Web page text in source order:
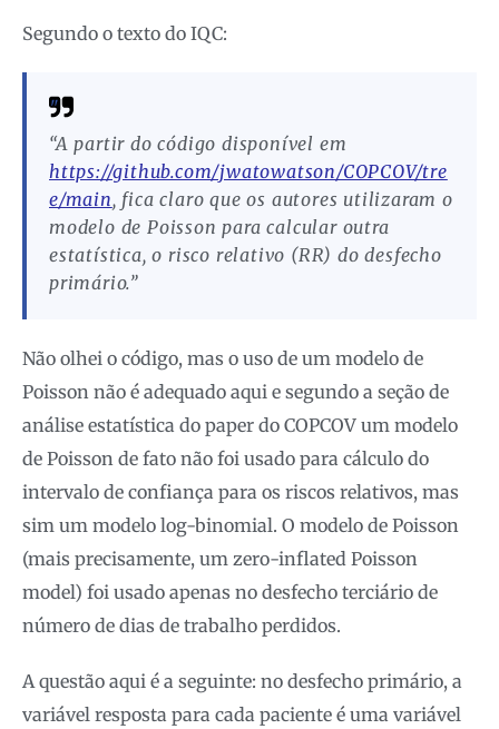
Segundo o texto do IQC:
“A partir do código disponível em
https://github.com/jwatowatson/COPCOV/tre
e/main, fica claro que os autores utilizaram o
modelo de Poisson para calcular outra
estatística, o risco relativo (RR) do desfecho
primário.”
Não olhei o código, mas o uso de um modelo de
Poisson não é adequado aqui e segundo a seção de
análise estatística do paper do COPCOV um modelo
de Poisson de fato não foi usado para cálculo do
intervalo de confiança para os riscos relativos, mas
sim um modelo log-binomial. O modelo de Poisson
(mais precisamente, um zero-inflated Poisson
model) foi usado apenas no desfecho terciário de
número de dias de trabalho perdidos.
A questão aqui é a seguinte: no desfecho primário, a
variável resposta para cada paciente é uma variável